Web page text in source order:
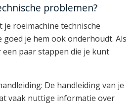
problemen?
roeimachine technische
je hem ook onderhoudt. Als
paar stappen die je kunt
De handleiding van je
vaak nuttige informatie over